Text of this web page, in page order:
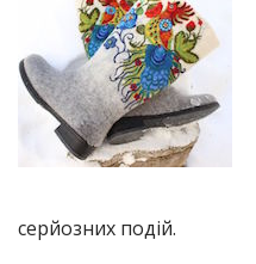
серйозних подій.